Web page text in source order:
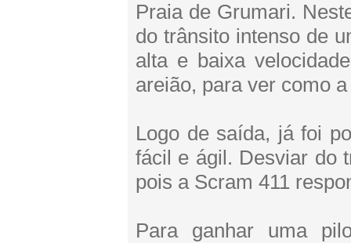
Praia de Grumari.
do trânsito intenso de
alta e baixa
areião, para ver como
Logo de saída, já foi
fácil e ágil. Desviar do
pois a Scram 411
Para ganhar uma